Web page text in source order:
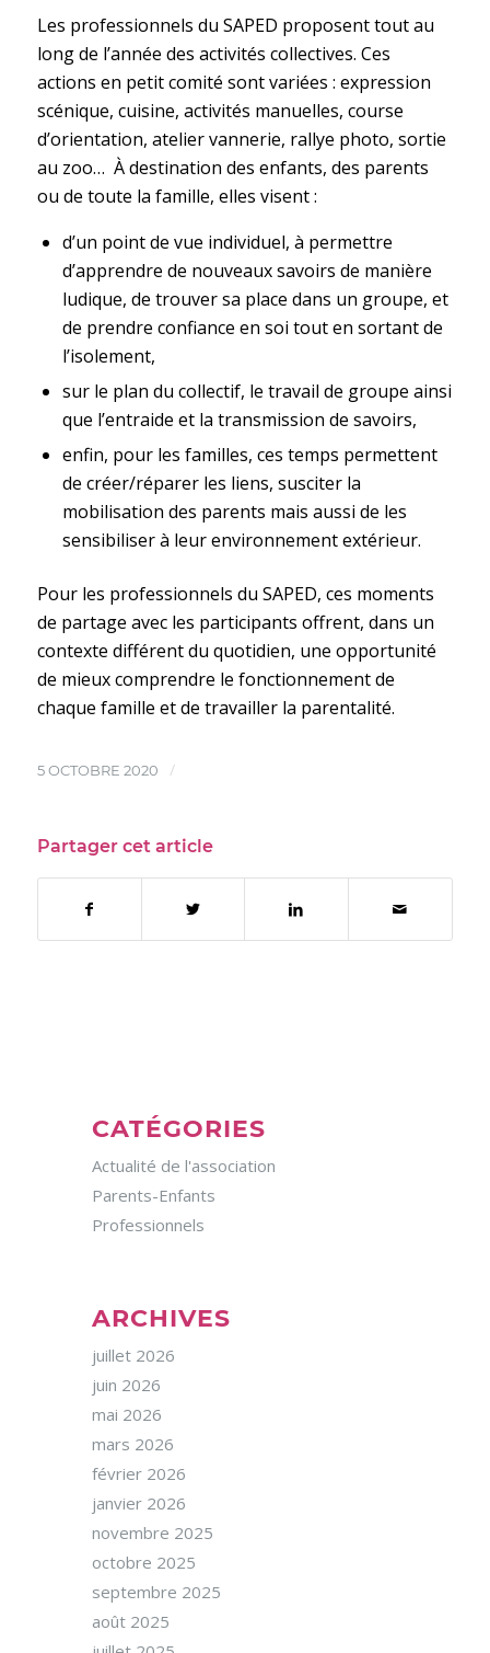
Les professionnels du SAPED proposent tout au
long de l’année des activités collectives. Ces
actions en petit comité sont variées : expression
scénique, cuisine, activités manuelles, course
d’orientation, atelier vannerie, rallye photo, sortie
au zoo… À destination des enfants, des parents
ou de toute la famille, elles visent :
d’un point de vue individuel, à permettre
d’apprendre de nouveaux savoirs de manière
ludique, de trouver sa place dans un groupe, et
de prendre confiance en soi tout en sortant de
l’isolement,
sur le plan du collectif, le travail de groupe ainsi
que l’entraide et la transmission de savoirs,
enfin, pour les familles, ces temps permettent
de créer/réparer les liens, susciter la
mobilisation des parents mais aussi de les
sensibiliser à leur environnement extérieur.
Pour les professionnels du SAPED, ces moments
de partage avec les participants offrent, dans un
contexte différent du quotidien, une opportunité
de mieux comprendre le fonctionnement de
chaque famille et de travailler la parentalité.
5 OCTOBRE 2020 /
Partager cet article
CATÉGORIES
Actualité de l'association
Parents-Enfants
Professionnels
ARCHIVES
juillet 2026
juin 2026
mai 2026
mars 2026
février 2026
janvier 2026
novembre 2025
octobre 2025
septembre 2025
août 2025